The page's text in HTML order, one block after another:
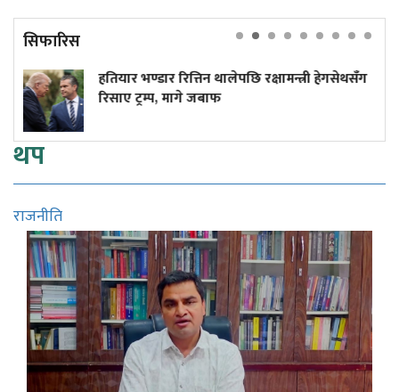
सिफारिस
भण्डार रित्तिन थालेपछि रक्षामन्त्री हेगसेथसँग
ट्रम्प, मागे जबाफ
लाभांश
थप
राजनीति